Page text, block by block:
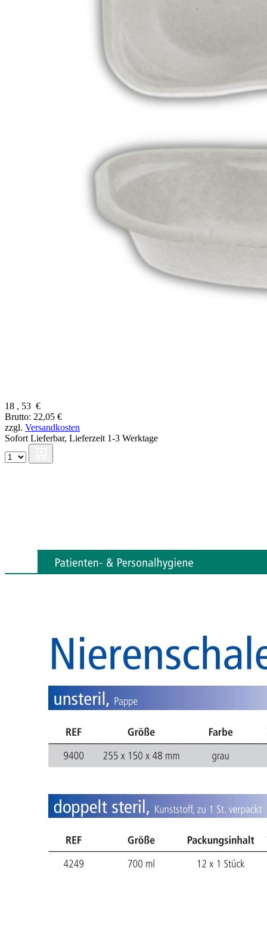
18 , 53 €
Brutto: 22,05 €
zzgl. Versandkosten
Sofort Lieferbar, Lieferzeit 1-3 Werktage